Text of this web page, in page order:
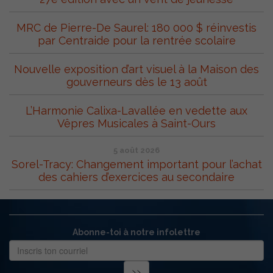
MRC de Pierre-De Saurel: 180 000 $ réinvestis
par Centraide pour la rentrée scolaire
Nouvelle exposition d’art visuel à la Maison des
gouverneurs dès le 13 août
L’Harmonie Calixa-Lavallée en vedette aux
Vêpres Musicales à Saint-Ours
5 août 2026
Sorel-Tracy: Changement important pour l’achat
des cahiers d’exercices au secondaire
Abonne-toi à notre infolettre